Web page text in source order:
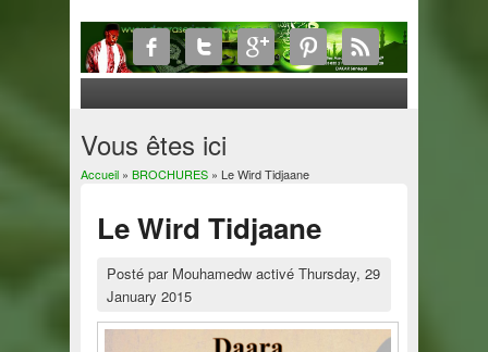
Vous êtes ici
Accueil» BROCHURES» Le Wird Tidjaane
Le Wird Tidjaane
Posté par Mouhamedwactivé Thursday, 29
January 2015